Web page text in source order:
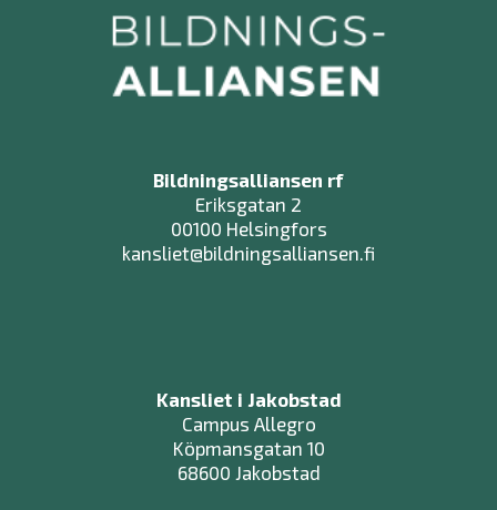
Bildningsalliansen rf
Eriksgatan 2
00100 Helsingfors
kansliet@bildningsalliansen.fi
Kansliet i Jakobstad
Campus Allegro
Köpmansgatan 10
68600 Jakobstad